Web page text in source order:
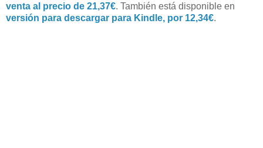
venta al precio de 21,37€. También está disponible en
versión para descargar para Kindle, por 12,34€.